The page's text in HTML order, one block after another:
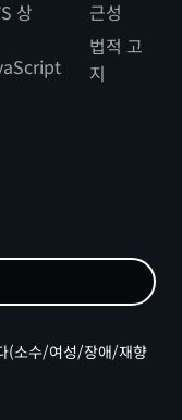
상
근성
법적 고
지
(소수/여성/장애/재향